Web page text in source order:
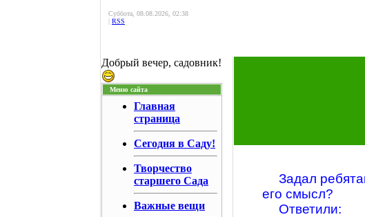
Суббота, 08.08.2026, 02:38
| RSS
Добрый вечер, садовник!
Меню сайта
Главная
страница
Сегодня в Саду!
Творчество
старшего Сада
Важные вещи
Задал
его смысл?
Ответили: